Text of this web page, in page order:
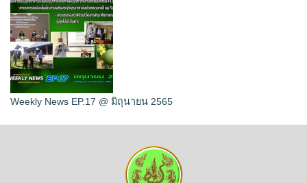
Weekly News EP.17 @ มิถุนายน 2565